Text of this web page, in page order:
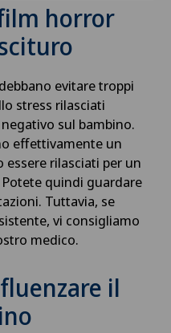
horror
evitare troppi
stress rilasciati
sul bambino.
effettivamente un
rilasciati per un
quindi guardare
Tuttavia, se
vi consigliamo
medico.
il